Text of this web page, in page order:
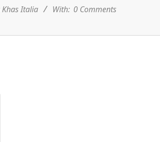
Khas Italia With: 0 Comments